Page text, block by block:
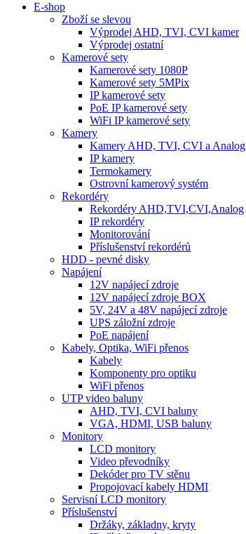
E-shop
Zboží se slevou
Výprodej AHD, TVI, CVI kamer
Výprodej ostatní
Kamerové sety
Kamerové sety 1080P
Kamerové sety 5MPix
IP kamerové sety
PoE IP kamerové sety
WiFi IP kamerové sety
Kamery
Kamery AHD, TVI, CVI a Analog
IP kamery
Termokamery
Ostrovní kamerový systém
Rekordéry
Rekordéry AHD,TVI,CVI,Analog
IP rekordéry
Monitorování
Příslušenství rekordérů
HDD - pevné disky
Napájení
12V napájecí zdroje
12V napájecí zdroje BOX
5V, 24V a 48V napájecí zdroje
UPS záložní zdroje
PoE napájení
Kabely, Optika, WiFi přenos
Kabely
Komponenty pro optiku
WiFi přenos
UTP video baluny
AHD, TVI, CVI baluny
VGA, HDMI, USB baluny
Monitory
LCD monitory
Video převodníky
Dekóder pro TV stěnu
Propojovací kabely HDMI
Servisní LCD monitory
Příslušenství
Držáky, základny, kryty